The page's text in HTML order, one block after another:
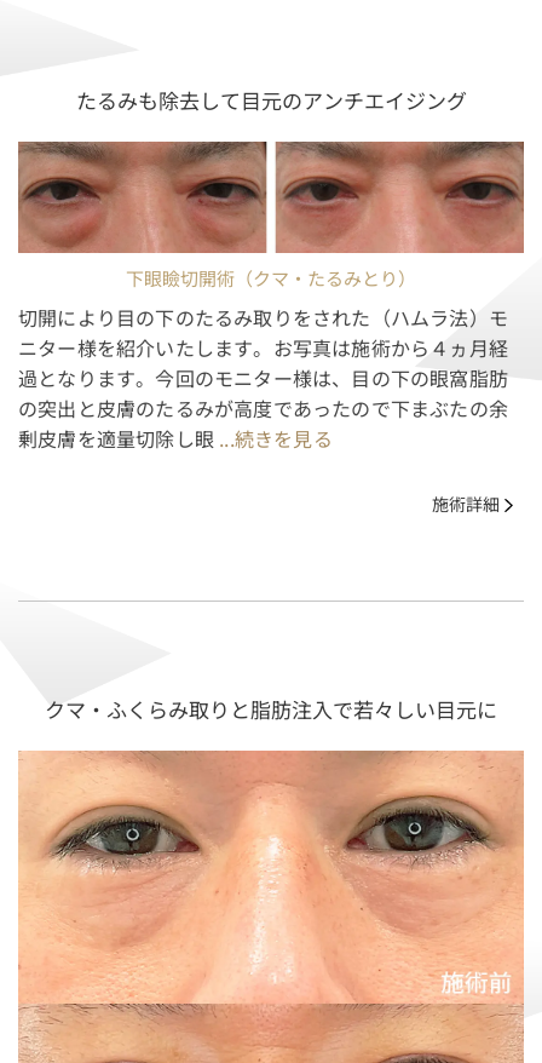
たるみも除去して目元のアンチエイジング
下眼瞼切開術（クマ・たるみとり）
切開により目の下のたるみ取りをされた（ハムラ法）モ
ニター様を紹介いたします。お写真は施術から４ヵ月経
過となります。今回のモニター様は、目の下の眼窩脂肪
の突出と皮膚のたるみが高度であったので下まぶたの余
剰皮膚を適量切除し眼 ...続きを見る
施術詳細
クマ・ふくらみ取りと脂肪注入で若々しい目元に